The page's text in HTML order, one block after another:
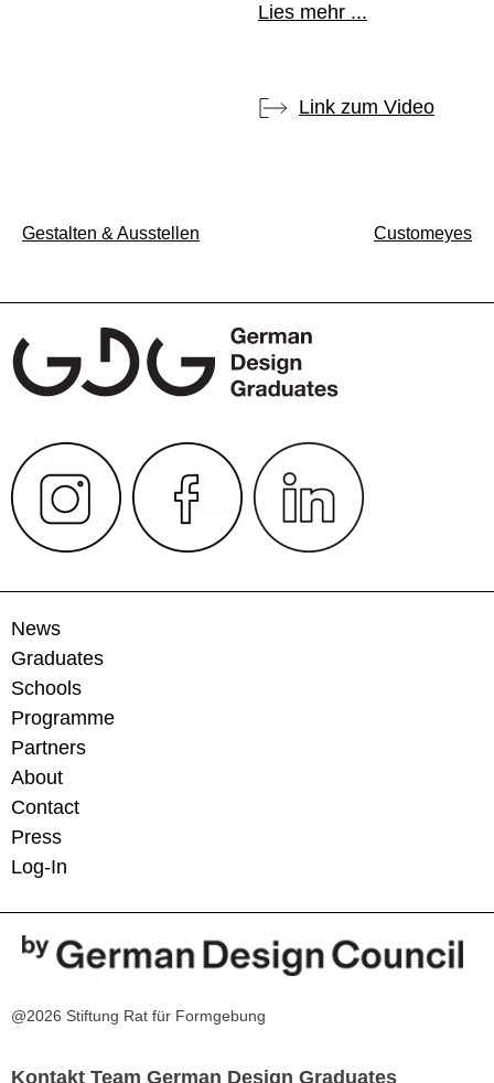
Lies mehr ...
Link zum Video
Beitragsnavigation
Gestalten & Ausstellen Customeyes
News
Graduates
Schools
Programme
Partners
About
Contact
Press
Log-In
@2026 Stiftung Rat für Formgebung
Kontakt Team German Design Graduates